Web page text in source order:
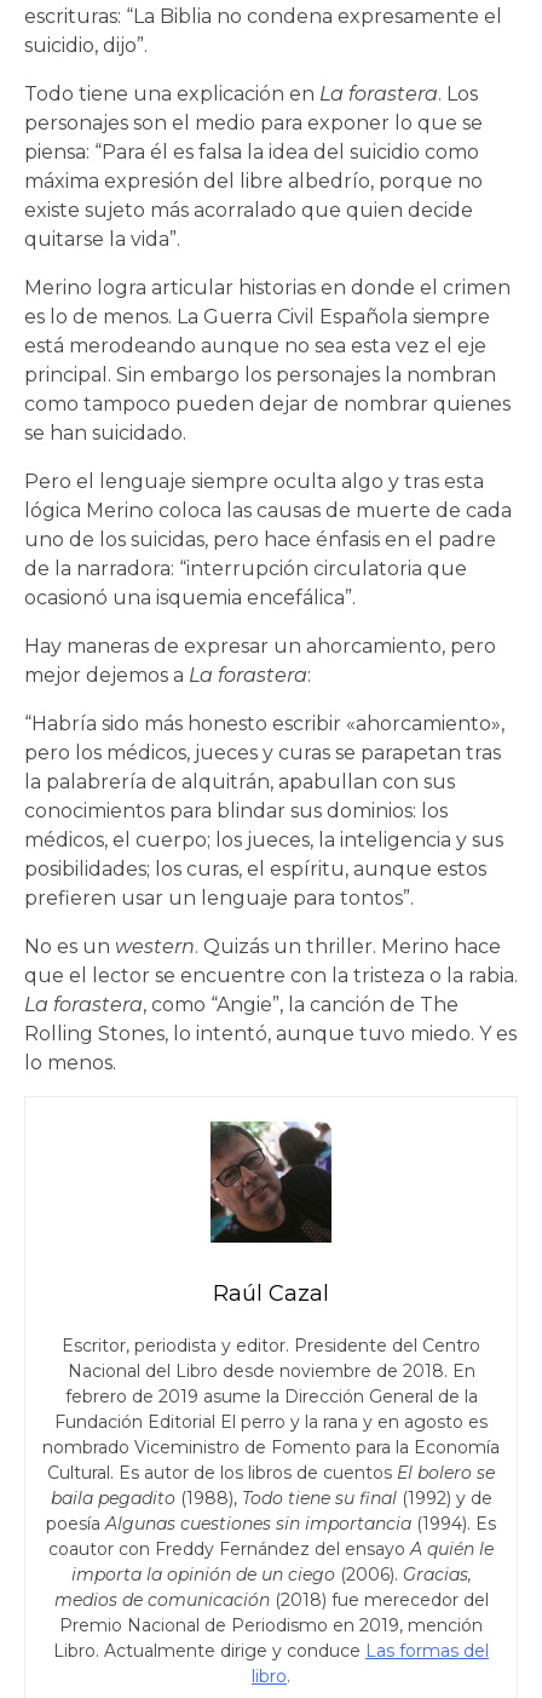
escrituras: “La Biblia no condena expresamente el
suicidio, dijo”.
Todo tiene una explicación en La forastera. Los
personajes son el medio para exponer lo que se
piensa: “Para él es falsa la idea del suicidio como
máxima expresión del libre albedrío, porque no
existe sujeto más acorralado que quien decide
quitarse la vida”.
Merino logra articular historias en donde el crimen
es lo de menos. La Guerra Civil Española siempre
está merodeando aunque no sea esta vez el eje
principal. Sin embargo los personajes la nombran
como tampoco pueden dejar de nombrar quienes
se han suicidado.
Pero el lenguaje siempre oculta algo y tras esta
lógica Merino coloca las causas de muerte de cada
uno de los suicidas, pero hace énfasis en el padre
de la narradora: “interrupción circulatoria que
ocasionó una isquemia encefálica”.
Hay maneras de expresar un ahorcamiento, pero
mejor dejemos a La forastera:
“Habría sido más honesto escribir «ahorcamiento»,
pero los médicos, jueces y curas se parapetan tras
la palabrería de alquitrán, apabullan con sus
conocimientos para blindar sus dominios: los
médicos, el cuerpo; los jueces, la inteligencia y sus
posibilidades; los curas, el espíritu, aunque estos
prefieren usar un lenguaje para tontos”.
No es un western. Quizás un thriller. Merino hace
que el lector se encuentre con la tristeza o la rabia.
La forastera, como “Angie”, la canción de The
Rolling Stones, lo intentó, aunque tuvo miedo. Y es
lo menos.
Raúl Cazal
Escritor, periodista y editor. Presidente del Centro
Nacional del Libro desde noviembre de 2018. En
febrero de 2019 asume la Dirección General de la
Fundación Editorial El perro y la rana y en agosto es
nombrado Viceministro de Fomento para la Economía
Cultural. Es autor de los libros de cuentos El bolero se
baila pegadito (1988), Todo tiene su final (1992) y de
poesíaAlgunas cuestiones sin importancia (1994). Es
coautor con Freddy Fernández del ensayoA quién le
importa la opinión de un ciego(2006). Gracias,
medios de comunicación(2018) fue merecedor del
Premio Nacional de Periodismo en 2019, mención
Libro. Actualmente dirige y conduce Las formas del
libro.